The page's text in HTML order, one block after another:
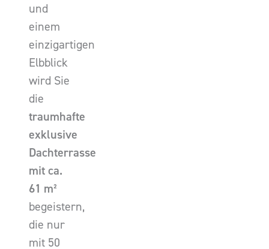
und
einem
einzigartigen
Elbblick
wird Sie
die
traumhafte
exklusive
Dachterrasse
mit ca.
61 m²
begeistern,
die nur
mit 50